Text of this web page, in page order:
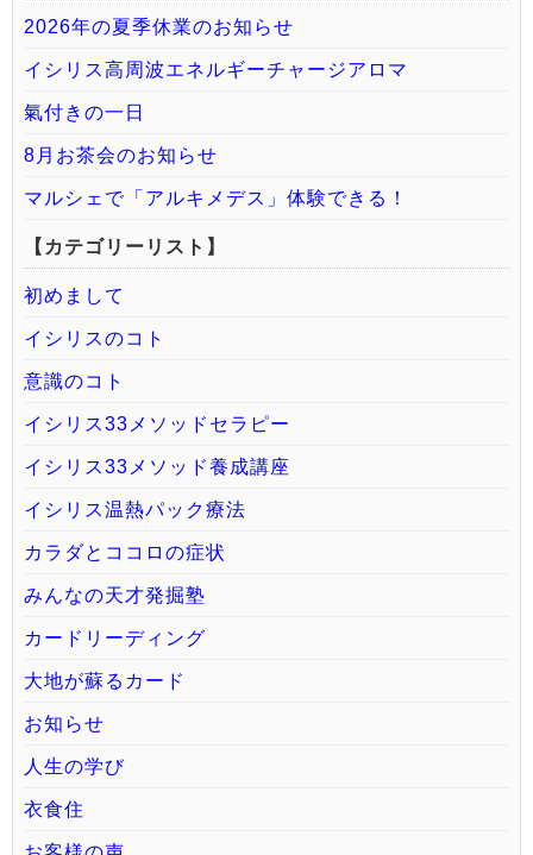
2026年の夏季休業のお知らせ
イシリス高周波エネルギーチャージアロマ
氣付きの一日
8月お茶会のお知らせ
マルシェで「アルキメデス」体験できる！
【カテゴリーリスト】
初めまして
イシリスのコト
意識のコト
イシリス33メソッドセラピー
イシリス33メソッド養成講座
イシリス温熱パック療法
カラダとココロの症状
みんなの天才発掘塾
カードリーディング
大地が蘇るカード
お知らせ
人生の学び
衣食住